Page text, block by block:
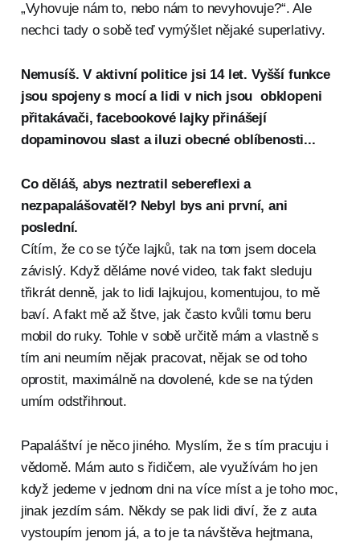
„Vyhovuje nám to, nebo nám to nevyhovuje?“. Ale
nechci tady o sobě teď vymýšlet nějaké superlativy.
Nemusíš. V aktivní politice jsi 14 let. Vyšší funkce
jsou spojeny s mocí a lidi v nich jsou obklopeni
přitakávači, facebookové lajky přinášejí
dopaminovou slast a iluzi obecné oblíbenosti...
Co děláš, abys neztratil sebereflexi a
nezpapalášovatěl? Nebyl bys ani první, ani
poslední.
Cítím, že co se týče lajků, tak na tom jsem docela
závislý. Když děláme nové video, tak fakt sleduju
třikrát denně, jak to lidi lajkujou, komentujou, to mě
baví. A fakt mě až štve, jak často kvůli tomu beru
mobil do ruky. Tohle v sobě určitě mám a vlastně s
tím ani neumím nějak pracovat, nějak se od toho
oprostit, maximálně na dovolené, kde se na týden
umím odstřihnout.
Papaláštví je něco jiného. Myslím, že s tím pracuju i
vědomě. Mám auto s řidičem, ale využívám ho jen
když jedeme v jednom dni na více míst a je toho moc,
jinak jezdím sám. Někdy se pak lidi diví, že z auta
vystoupím jenom já, a to je ta návštěva hejtmana,